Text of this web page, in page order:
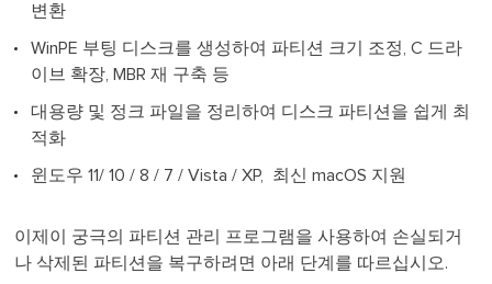
변환
WinPE 부팅 디스크를 생성하여 파티션 크기 조정, C 드라
이브 확장, MBR 재 구축 등
대용량 및 정크 파일을 정리하여 디스크 파티션을 쉽게 최
적화
윈도우 11/ 10 / 8 / 7 / Vista / XP, 최신 macOS 지원
이제이 궁극의 파티션 관리 프로그램을 사용하여 손실되거
나 삭제된 파티션을 복구하려면 아래 단계를 따르십시오.